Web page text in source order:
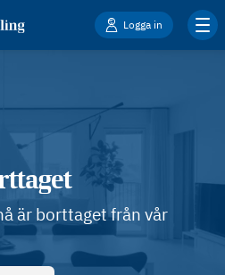
Logga in
är borttaget från vår